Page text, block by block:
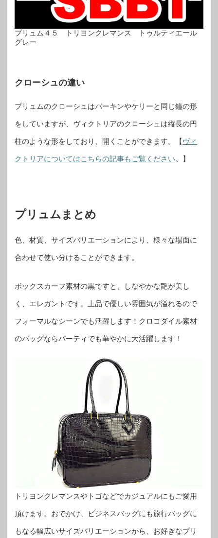
プリュム４５ トリヨンクレマンス トゥルティエール
グレー
クローシュの違い
プリュムのクローシュはバーキンやケリーと同じ鐘の形
をしていますが、ヴィクトリアのクローシュは縦長の円
柱のような形をしており、開くことができます。【 ヴィ
クトリアについてはこちらの記事もご覧ください。】
プリュムまとめ
色、材質、サイズバリエーションにより、様々な場面に
合わせて使い分けることができます。
ボックスカーフ素材の黒ですと、しなやかな艶が美し
く、エレガントです。上品で優しい雰囲気が溢れるので
フォーマルなシーンでも活躍します！クロコダイル素材
のバッグならパーティでも華やかに大活躍します！
トリヨンクレマンスやトゴなどでカジュアルにもご愛用
頂けます。おでかけ、ビジネスバッグにも旅行バッグに
もなる幅広いサイズバリエーションから、お好きなプリ